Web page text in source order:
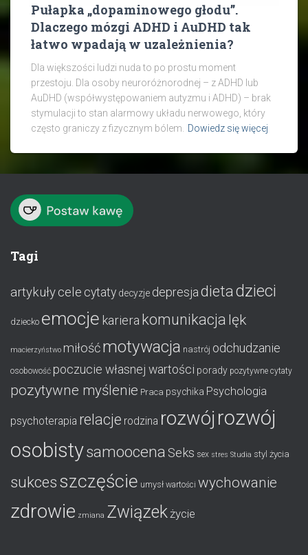
Pułapka „dopaminowego głodu”.
Dlaczego mózgi ADHD i AuDHD tak
łatwo wpadają w uzależnienia?
Dla większości ludzi nuda to po prostu moment
przestoju. Dla osoby neuroróżnorodnej – z ADHD lub
AuDHD (współwystępowaniem autyzmu i ADHD) – brak
stymulacji to stan alarmowy układu nerwowego, który
często graniczy z fizycznym bólem.
Dowiedz się więcej
Tagi
artykułycele cytaty decyzje depresja dietadzieci
dziecko emocje kariera komunikacja lęk
macierzyństwo miłośćmotywacja nastrój odchudzanie
osobowość poczucie własnej wartości porady pozytywne cytaty
pozytywne myślenie Praca psychika Psychologia
psychoterapia relacje rodzina rozwój rozwój
osobistysamoocena Seks sex stres Studia styl życia
sukcesszczęście umysł wartości wychowanie
zdrowie zmiana Związekżycie